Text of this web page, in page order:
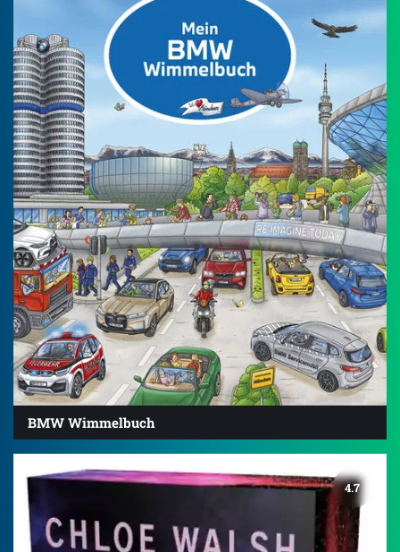
BMW Wimmelbuch
4.7